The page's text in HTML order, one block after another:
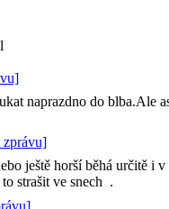
naprazdno do blba.Ale
zprávu]
ještě horší běhá určitě i
strašit ve snech .